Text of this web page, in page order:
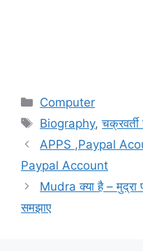
Categories
Computer
Tags
Biography,चक्रवर्ती
APPS ,Paypal
Paypal Account
Mudra क्या है – मुद्रा
समझाए